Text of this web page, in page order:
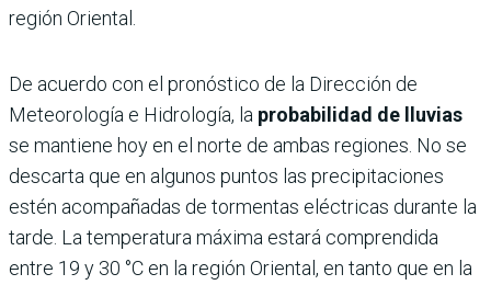
región Oriental.
De acuerdo con el pronóstico de la Dirección de
Meteorología e Hidrología, la probabilidad de lluvias
se mantiene hoy en el norte de ambas regiones. No se
descarta que en algunos puntos las precipitaciones
estén acompañadas de tormentas eléctricas durante la
tarde. La temperatura máxima estará comprendida
entre 19 y 30 °C en la región Oriental, en tanto que en la